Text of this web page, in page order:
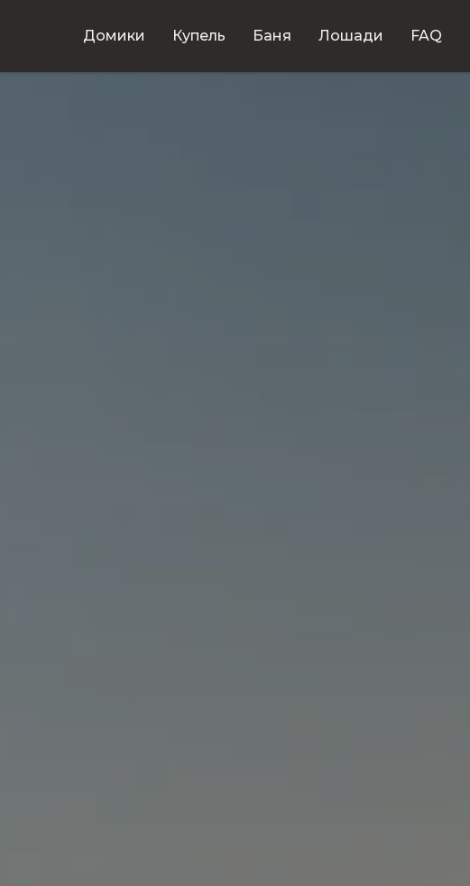
Домики Купель Баня Лошади FAQ